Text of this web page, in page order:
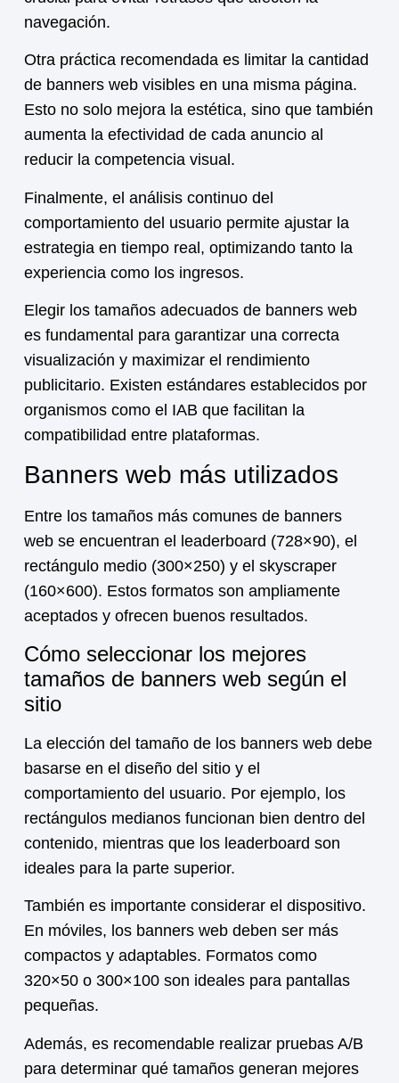
navegación.
Otra práctica recomendada es limitar la cantidad
de banners web visibles en una misma página.
Esto no solo mejora la estética, sino que también
aumenta la efectividad de cada anuncio al
reducir la competencia visual.
Finalmente, el análisis continuo del
comportamiento del usuario permite ajustar la
estrategia en tiempo real, optimizando tanto la
experiencia como los ingresos.
Elegir los tamaños adecuados de banners web
es fundamental para garantizar una correcta
visualización y maximizar el rendimiento
publicitario. Existen estándares establecidos por
organismos como el IAB que facilitan la
compatibilidad entre plataformas.
Banners web más utilizados
Entre los tamaños más comunes de banners
web se encuentran el leaderboard (728×90), el
rectángulo medio (300×250) y el skyscraper
(160×600). Estos formatos son ampliamente
aceptados y ofrecen buenos resultados.
Cómo seleccionar los mejores
tamaños de banners web según el
sitio
La elección del tamaño de los banners web debe
basarse en el diseño del sitio y el
comportamiento del usuario. Por ejemplo, los
rectángulos medianos funcionan bien dentro del
contenido, mientras que los leaderboard son
ideales para la parte superior.
También es importante considerar el dispositivo.
En móviles, los banners web deben ser más
compactos y adaptables. Formatos como
320×50 o 300×100 son ideales para pantallas
pequeñas.
Además, es recomendable realizar pruebas A/B
para determinar qué tamaños generan mejores